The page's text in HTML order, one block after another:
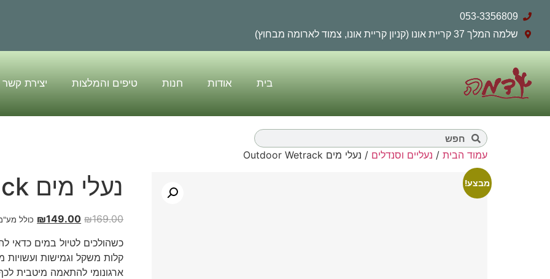
053-3356809
שלמה המלך 37 קריית אונו (קניון קריית אונו, צמוד לארומה מבחוץ)
בית אודות חנות טיפים והמלצות יצירת קשר
עמוד הבית / נעליים וסנדלים / נעלי מים Outdoor Wetrack
מבצע! נעלי מים Outdoor Wetrack
₪169.00
₪149.00 כולל
קלות משקל וגמישות
ארגונומי להתאמה מיטבית